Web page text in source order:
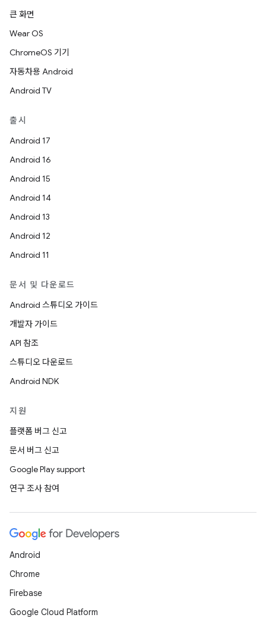
큰 화면
Wear OS
ChromeOS 기기
자동차용 Android
Android TV
출시
Android 17
Android 16
Android 15
Android 14
Android 13
Android 12
Android 11
문서 및 다운로드
Android 스튜디오 가이드
개발자 가이드
API 참조
스튜디오 다운로드
Android NDK
지원
플랫폼 버그 신고
문서 버그 신고
Google Play support
연구 조사 참여
Android
Chrome
Firebase
Google Cloud Platform